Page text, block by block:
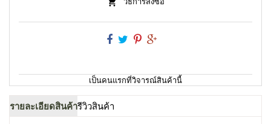
เป็นคนแรกที่วิจารณ์สินค้านี้
รายละเอียดสินค้ารีวิวสินค้า